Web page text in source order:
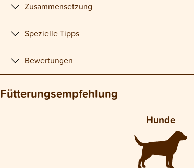
Zusammensetzung
Spezielle Tipps
Bewertungen
Fütterungsempfehlung
Hunde